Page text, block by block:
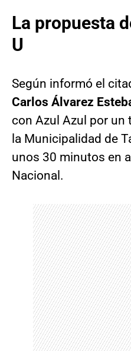
La propuesta
U
Según informó el
Carlos Álvarez
con Azul Azul por un
la Municipalidad de
unos 30 minutos en
Nacional.